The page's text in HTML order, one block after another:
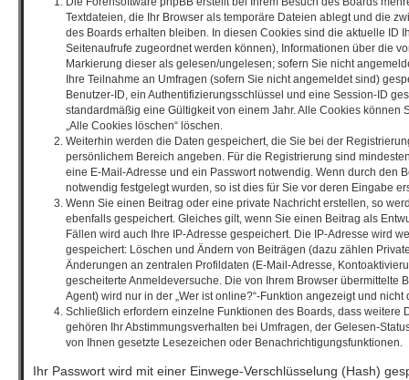
Textdateien, die Ihr Browser als temporäre Dateien ablegt und die
des Boards erhalten bleiben. In diesen Cookies sind die aktuelle ID
Seitenaufrufe zugeordnet werden können), Informationen über die
Markierung dieser als gelesen/ungelesen; sofern Sie nicht
Ihre Teilnahme an Umfragen (sofern Sie nicht angemeldet sind)
Benutzer-ID, ein Authentifizierungsschlüssel und eine Session-ID
standardmäßig eine Gültigkeit von einem Jahr. Alle Cookies können
„Alle Cookies löschen“ löschen.
Weiterhin werden die Daten gespeichert, die Sie bei der
persönlichem Bereich angeben. Für die Registrierung sind
eine E-Mail-Adresse und ein Passwort notwendig. Wenn durch den
notwendig festgelegt wurden, so ist dies für Sie vor deren Eingabe
Wenn Sie einen Beitrag oder eine private Nachricht erstellen, so
ebenfalls gespeichert. Gleiches gilt, wenn Sie einen Beitrag als
Fällen wird auch Ihre IP-Adresse gespeichert. Die IP-Adresse wird
gespeichert: Löschen und Ändern von Beiträgen (dazu zählen
Änderungen an zentralen Profildaten (E-Mail-Adresse,
gescheiterte Anmeldeversuche. Die von Ihrem Browser übermittelte
Agent) wird nur in der „Wer ist online?“-Funktion angezeigt und
Schließlich erfordern einzelne Funktionen des Boards, dass weitere
gehören Ihr Abstimmungsverhalten bei Umfragen, der Gelesen-
von Ihnen gesetzte Lesezeichen oder Benachrichtigungsfunktionen.
Ihr Passwort wird mit einer Einwege-Verschlüsselung (Hash)